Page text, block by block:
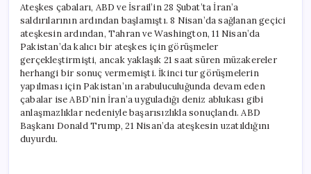
Ateşkes çabaları, ABD ve İsrail’in 28 Şubat’ta İran’a
saldırılarının ardından başlamıştı. 8 Nisan’da sağlanan geçici
ateşkesin ardından, Tahran ve Washington, 11 Nisan’da
Pakistan’da kalıcı bir ateşkes için görüşmeler
gerçekleştirmişti, ancak yaklaşık 21 saat süren müzakereler
herhangi bir sonuç vermemişti. İkinci tur görüşmelerin
yapılması için Pakistan’ın arabuluculuğunda devam eden
çabalar ise ABD’nin İran’a uyguladığı deniz ablukası gibi
anlaşmazlıklar nedeniyle başarısızlıkla sonuçlandı. ABD
Başkanı Donald Trump, 21 Nisan’da ateşkesin uzatıldığını
duyurdu.